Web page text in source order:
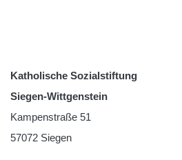
Katholische Sozialstiftung
Siegen-Wittgenstein
Kampenstraße 51
57072 Siegen